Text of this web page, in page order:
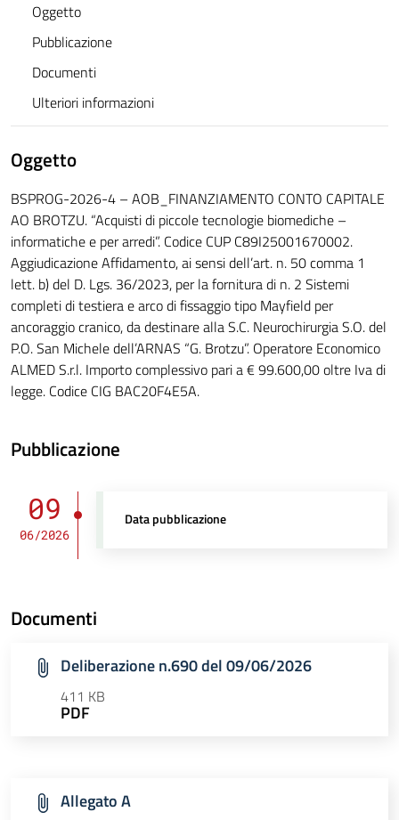
Oggetto
Pubblicazione
Documenti
Ulteriori informazioni
Oggetto
BSPROG-2026-4 – AOB_FINANZIAMENTO CONTO CAPITALE
AO BROTZU. “Acquisti di piccole tecnologie biomediche –
informatiche e per arredi”. Codice CUP C89I25001670002.
Aggiudicazione Affidamento, ai sensi dell’art. n. 50 comma 1
lett. b) del D. Lgs. 36/2023, per la fornitura di n. 2 Sistemi
completi di testiera e arco di fissaggio tipo Mayfield per
ancoraggio cranico, da destinare alla S.C. Neurochirurgia S.O. del
P.O. San Michele dell’ARNAS “G. Brotzu”. Operatore Economico
ALMED S.r.l. Importo complessivo pari a € 99.600,00 oltre Iva di
legge. Codice CIG BAC20F4E5A.
Pubblicazione
09
06/2026
Data pubblicazione
Documenti
Deliberazione n.690 del 09/06/2026
411 KB
PDF
Allegato A